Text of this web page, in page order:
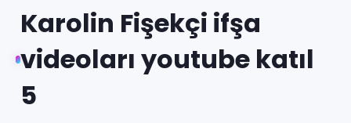
Karolin Fişekçi ifşa
videoları youtube katıl
5